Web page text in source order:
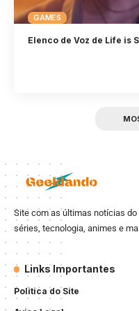
GAMES
Elenco de Voz de Life is
Site com as últimas notícias do
séries, tecnologia, animes e
Links Importantes
Politica do Site